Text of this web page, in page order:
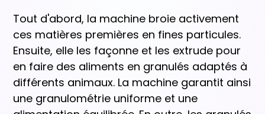
Tout d'abord, la machine broie activement
ces matières premières en fines particules.
Ensuite, elle les façonne et les extrude pour
en faire des aliments en granulés adaptés à
différents animaux. La machine garantit ainsi
une granulométrie uniforme et une